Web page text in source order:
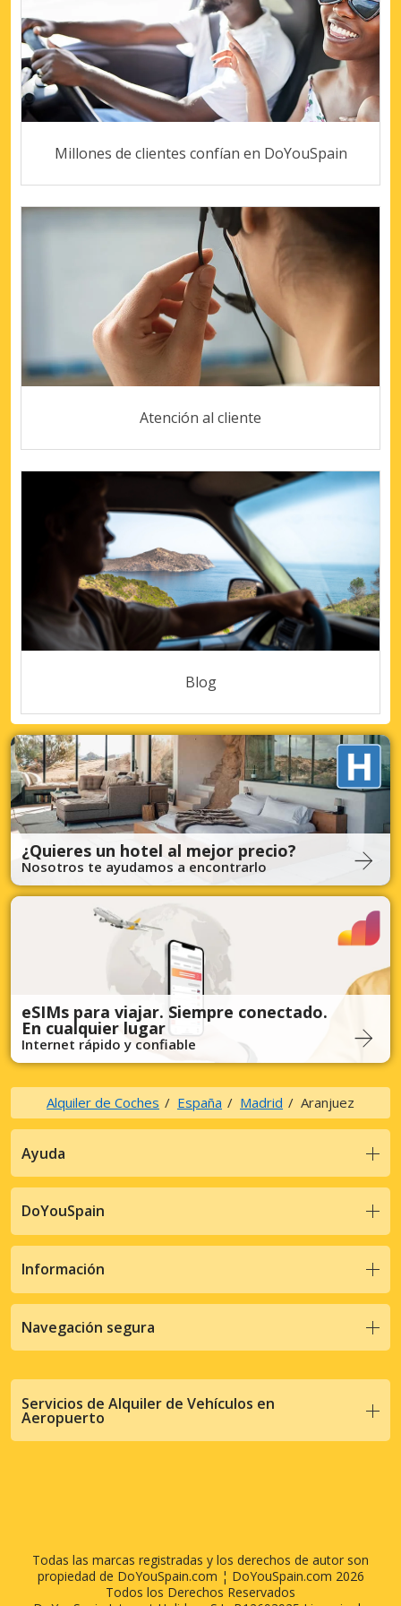
Millones de clientes confían en DoYouSpain
Atención al cliente
Blog
¿Quieres un hotel al mejor precio?
Nosotros te ayudamos a encontrarlo
eSIMs para viajar. Siempre conectado.
En cualquier lugar
Internet rápido y confiable
Alquiler de Coches España Madrid Aranjuez
Ayuda
DoYouSpain
Información
Navegación segura
Servicios de Alquiler de Vehículos en
Aeropuerto
Todas las marcas registradas y los derechos de autor son
propiedad de DoYouSpain.com ¦ DoYouSpain.com 2026
Todos los Derechos Reservados